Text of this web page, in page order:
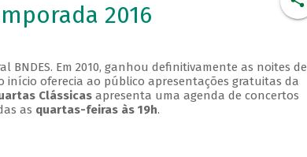
2016
Em 2010, ganhou definitivamente as noites de
início oferecia ao público apresentações gratuitas da
Clássicasapresenta uma agenda de concertos
as quartas-feiras às 19h.